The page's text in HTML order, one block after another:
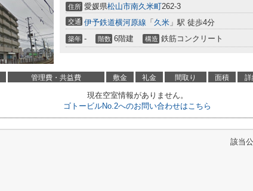
住所 愛媛県松山市南久米町262-3
交通 伊予鉄道横河原線 「 久米 」駅 徒歩4分
築年 - 階数 6階建 構造 鉄筋コンクリート
管理費・共益費 敷金 礼金 間取り 面積 詳
現在空室情報がありません。
ゴトービルNo.2へのお問い合わせはこちら
該当